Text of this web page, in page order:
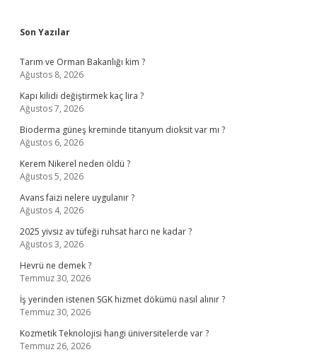
Sidebar
Son Yazılar
Tarım ve Orman Bakanlığı kim ?
Ağustos 8, 2026
Kapı kilidi değiştirmek kaç lira ?
Ağustos 7, 2026
Bioderma güneş kreminde titanyum dioksit var mı ?
Ağustos 6, 2026
Kerem Nikerel neden öldü ?
Ağustos 5, 2026
Avans faizi nelere uygulanır ?
Ağustos 4, 2026
2025 yivsiz av tüfeği ruhsat harcı ne kadar ?
Ağustos 3, 2026
Hevrü ne demek ?
Temmuz 30, 2026
İş yerinden istenen SGK hizmet dökümü nasıl alınır ?
Temmuz 30, 2026
Kozmetik Teknolojisi hangi üniversitelerde var ?
Temmuz 26, 2026